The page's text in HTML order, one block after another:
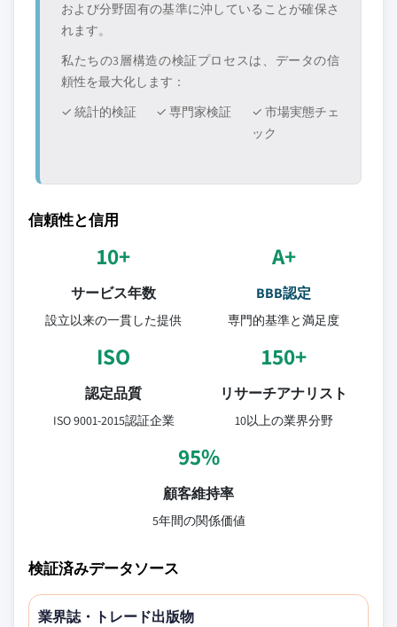
および分野固有の基準に沖していることが確保さ
れます。
私たちの3層構造の検証プロセスは、データの信
頼性を最大化します：
✓ 統計的検証
✓ 専門家検証
✓ 市場実態チェ
ック
信頼性と信用
10+
サービス年数
設立以来の一貫した提供
A+
BBB認定
専門的基準と満足度
ISO
認定品質
ISO 9001-2015認証企業
150+
リサーチアナリスト
10以上の業界分野
95%
顧客維持率
5年間の関係価値
検証済みデータソース
業界誌・トレード出版物